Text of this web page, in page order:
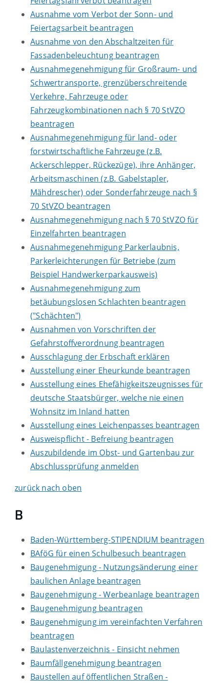
Ausnahme vom Verbot der Sonn- und
Feiertagsarbeit beantragen
Ausnahme von den Abschaltzeiten für
Fassadenbeleuchtung beantragen
Ausnahmegenehmigung für Großraum- und
Schwertransporte, grenzüberschreitende
Verkehre, Fahrzeuge oder
Fahrzeugkombinationen nach § 70 StVZO
beantragen
Ausnahmegenehmigung für land- oder
forstwirtschaftliche Fahrzeuge (z.B.
Ackerschlepper, Rückezüge), ihre Anhänger,
Arbeitsmaschinen (z.B. Gabelstapler,
Mähdrescher) oder Sonderfahrzeuge nach §
70 StVZO beantragen
Ausnahmegenehmigung nach § 70 StVZO für
Einzelfahrten beantragen
Ausnahmegenehmigung Parkerlaubnis,
Parkerleichterungen für Betriebe (zum
Beispiel Handwerkerparkausweis)
Ausnahmegenehmigung zum
betäubungslosen Schlachten beantragen
("Schächten")
Ausnahmen von Vorschriften der
Gefahrstoffverordnung beantragen
Ausschlagung der Erbschaft erklären
Ausstellung einer Eheurkunde beantragen
Ausstellung eines Ehefähigkeitszeugnisses für
deutsche Staatsbürger, welche nie einen
Wohnsitz im Inland hatten
Ausstellung eines Leichenpasses beantragen
Ausweispflicht - Befreiung beantragen
Auszubildende im Obst- und Gartenbau zur
Abschlussprüfung anmelden
zurück nach oben
B
Baden-Württemberg-STIPENDIUM beantragen
BAföG für einen Schulbesuch beantragen
Baugenehmigung - Nutzungsänderung einer
baulichen Anlage beantragen
Baugenehmigung - Werbeanlage beantragen
Baugenehmigung beantragen
Baugenehmigung im vereinfachten Verfahren
beantragen
Baulastenverzeichnis - Einsicht nehmen
Baumfällgenehmigung beantragen
Baustellen auf öffentlichen Straßen -